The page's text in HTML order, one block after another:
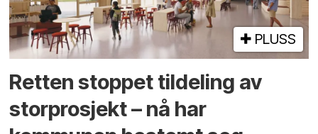
PLUSS
Retten stoppet tildeling av
storprosjekt – nå har